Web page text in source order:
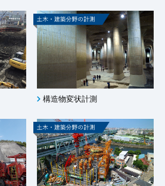
構造物変状計測